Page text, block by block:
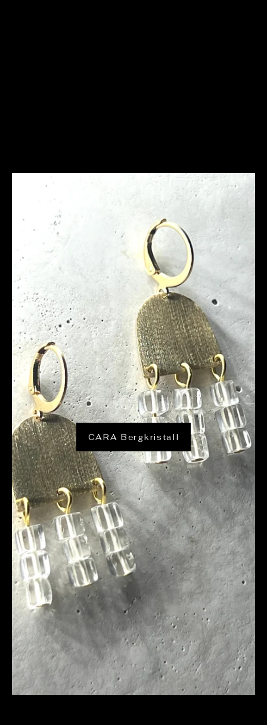
CARA Bergkristall